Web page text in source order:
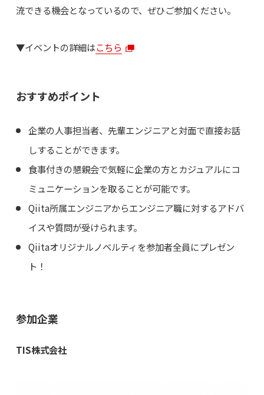
流できる機会となっているので、ぜひご参加ください。
▼イベントの詳細はこちら
おすすめポイント
企業の人事担当者、先輩エンジニアと対面で直接お話
しすることができます。
食事付きの懇親会で気軽に企業の方とカジュアルにコ
ミュニケーションを取ることが可能です。
Qiita所属エンジニアからエンジニア職に対するアドバ
イスや質問が受けられます。
Qiitaオリジナルノベルティを参加者全員にプレゼン
ト！
参加企業
TIS株式会社